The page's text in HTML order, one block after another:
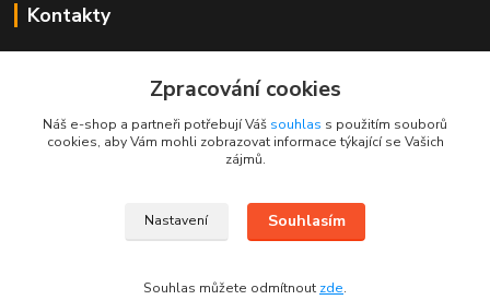
Kontakty
+420 725 613 837
info@rajklubicek.cz
Zpracování cookies
Náš e-shop a partneři potřebují Váš souhlas s použitím souborů
cookies, aby Vám mohli zobrazovat informace týkající se Vašich
zájmů.
Nastavení Souhlasím
Souhlas můžete odmítnout zde.